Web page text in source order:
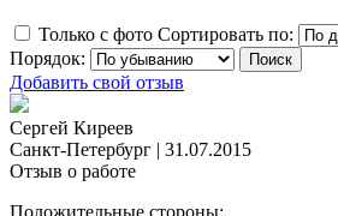
Только с фото Сортировать по:
Порядок:
Добавить свой отзыв
Сергей Киреев
Санкт-Петербург | 31.07.2015
Отзыв о работе